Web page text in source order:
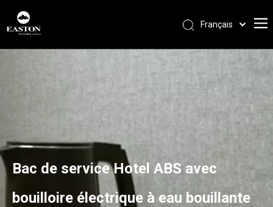
Français
Pусский
English
Bac de service Hotel ABS avec
bouilloire électrique à eau bouillante